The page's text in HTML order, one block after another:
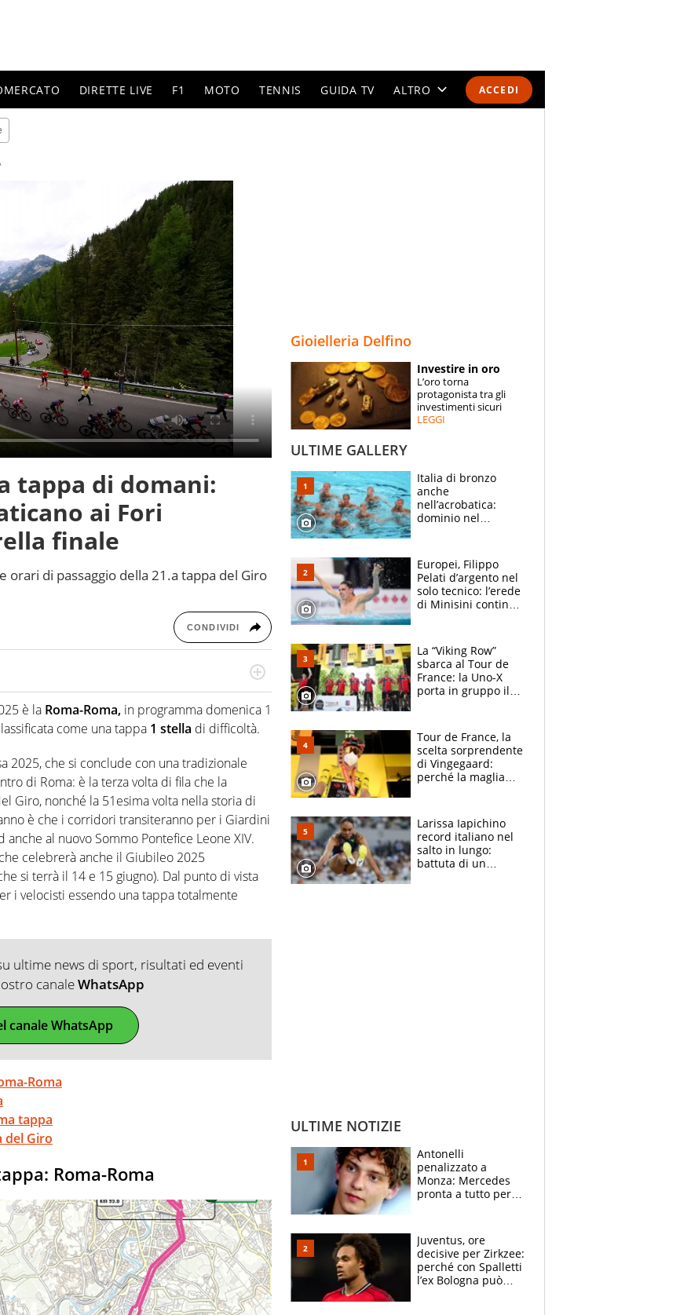
ACCEDI
DIRETTE LIVE F1 MOTO TENNIS GUIDA TV ALTRO
SPECIALI
ESPERTI
tappa di domani:
ai Fori
finale
di passaggio della 21.a tappa del Giro
CONDIVIDI
appassionato di tutto ciò che sia Sport,
sé quando la strada fa largo alle due o alle
è la Roma-Roma, in programma domenica 1
come una tappa 1 stella di difficoltà.
2025, che si conclude con una tradizionale
di Roma: è la terza volta di fila che la
Giro, nonché la 51esima volta nella storia di
è che i corridori transiteranno per i Giardini
anche al nuovo Sommo Pontefice Leone XIV.
celebrerà anche il Giubileo 2025
si terrà il 14 e 15 giugno). Dal punto di vista
i velocisti essendo una tappa totalmente
ultime news di sport, risultati ed eventi
canaleWhatsApp
canale WhatsApp
Roma
tappa
del Giro
Roma-Roma
Gioielleria Delfino
Investire in oro
L’oro torna
protagonista tra gli
investimenti sicuri
LEGGI
ULTIME GALLERY
Italia di bronzo
anche
nell’acrobatica:
dominio nel
e compagni
continuare
Europei, Filippo
Pelati d’argento nel
solo tecnico: l’erede
di Minisini continua
mirino
La “Viking Row”
sbarca al Tour de
France: la Uno-X
porta in gruppo il
compagni
Tour de France, la
scelta sorprendente
di Vingegaard:
perché la maglia
rischio da evitare
Larissa Iapichino
record italiano nel
salto in lungo:
battuta di un
ULTIME NOTIZIE
Antonelli
penalizzato a
Monza: Mercedes
pronta a tutto per
sull’ADUO: “Cambia
poco”
Juventus, ore
decisive per Zirkzee:
perché con Spalletti
l’ex Bologna può